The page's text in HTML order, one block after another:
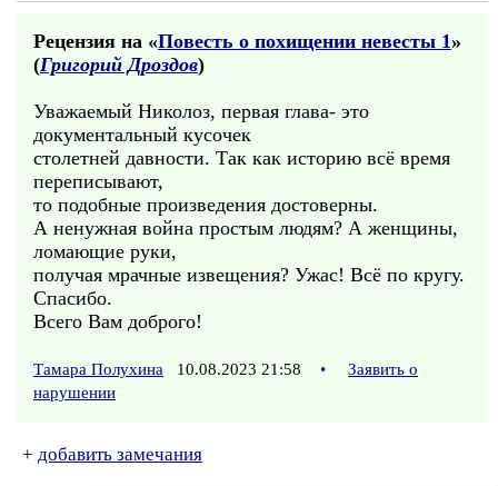
Рецензия на «Повесть о похищении невесты 1»
(Григорий Дроздов)
Уважаемый Николоз, первая глава- это
документальный кусочек
столетней давности. Так как историю всё время
переписывают,
то подобные произведения достоверны.
А ненужная война простым людям? А женщины,
ломающие руки,
получая мрачные извещения? Ужас! Всё по кругу.
Спасибо.
Всего Вам доброго!
Тамара Полухина 10.08.2023 21:58 •
Заявить о
нарушении
+ добавить замечания